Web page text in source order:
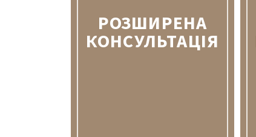
РОЗШИРЕНА
КОНСУЛЬТАЦІЯ